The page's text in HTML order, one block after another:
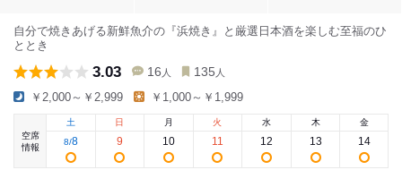
自分で焼きあげる新鮮魚介の『浜焼き』と厳選日本酒を楽しむ至福のひ
ととき
3.03 16 人 135 人
￥2,000～￥2,999 ￥1,000～￥1,999
空席
情報
土
8/8
日
9
月
10
火
11
水
12
木
13
金
14